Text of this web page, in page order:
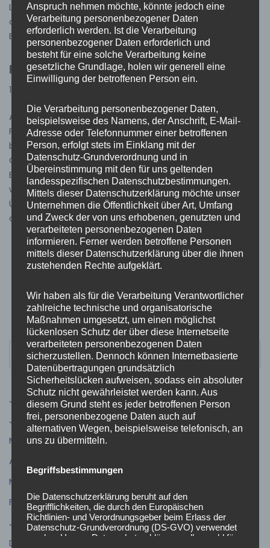
Logistikunternehmen alarmiert. Nach dem Eintreffen an
der Einsatzstelle stellte sich heraus, dass neben der
Brandmeldeanlage auch das Natürliche…Weiterlesen »
Feuerwehrprobe am neuen Gerätehaus
11. Juni 2026
Am Sonntag, 07.06.2026, fand unsere monatliche
Feuerwehrprobe statt. Diese Übung stand unter einer
besonderen Voraussetzung, da sie erstmals am neuen
Gerätehaus durchgeführt wurde, dessen offizielle
Einweihung im September dieses Jahres stattfinden
wird. Als Übungsszenario wurde ein Brand im
Übungsturm angenommen. Zusätzlich galt die Lage,
dass…Weiterlesen »
Juli 2026(9)
Juni 2026(5)
Mai 2026(4)
April 2026
März 2026
Februar 2026(4)
Januar 2026(1)
Dezember 2025
Anspruch nehmen möchte, könnte jedoch eine
Verarbeitung personenbezogener Daten
erforderlich werden. Ist die Verarbeitung
personenbezogener Daten erforderlich und
besteht für eine solche Verarbeitung keine
gesetzliche Grundlage, holen wir generell eine
Einwilligung der betroffenen Person ein.
Die Verarbeitung personenbezogener Daten,
beispielsweise des Namens, der Anschrift, E-Mail-
Adresse oder Telefonnummer einer betroffenen
Person, erfolgt stets im Einklang mit der
Datenschutz-Grundverordnung und in
Übereinstimmung mit den für uns geltenden
landesspezifischen Datenschutzbestimmungen.
Mittels dieser Datenschutzerklärung möchte unser
Unternehmen die Öffentlichkeit über Art, Umfang
und Zweck der von uns erhobenen, genutzten und
verarbeiteten personenbezogenen Daten
informieren. Ferner werden betroffene Personen
mittels dieser Datenschutzerklärung über die ihnen
zustehenden Rechte aufgeklärt.
Wir haben als für die Verarbeitung Verantwortlicher
zahlreiche technische und organisatorische
Maßnahmen umgesetzt, um einen möglichst
lückenlosen Schutz der über diese Internetseite
verarbeiteten personenbezogenen Daten
sicherzustellen. Dennoch können Internetbasierte
Datenübertragungen grundsätzlich
Sicherheitslücken aufweisen, sodass ein absoluter
Schutz nicht gewährleistet werden kann. Aus
diesem Grund steht es jeder betroffenen Person
frei, personenbezogene Daten auch auf
alternativen Wegen, beispielsweise telefonisch, an
uns zu übermitteln.
Begriffsbestimmungen
Die Datenschutzerklärung beruht auf den
Begrifflichkeiten, die durch den Europäischen
Richtlinien- und Verordnungsgeber beim Erlass der
Datenschutz-Grundverordnung (DS-GVO) verwendet
wurden. Unsere Datenschutzerklärung soll sowohl für